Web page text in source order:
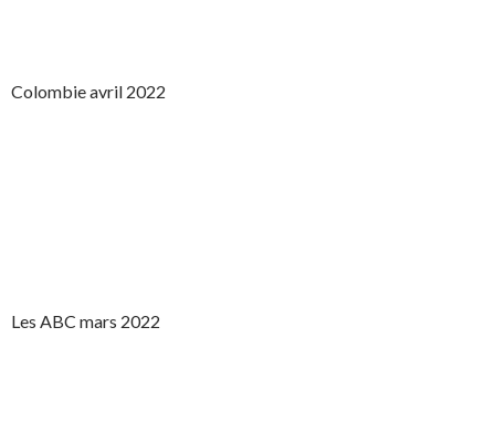
Colombie avril 2022
Les ABC mars 2022